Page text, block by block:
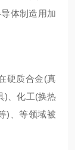
体制造用加
硬质合金(真
)、化工(换热
)、等领域被